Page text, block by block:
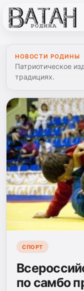
НОВОСТИ РОДИНЫ
Патриотическое
традициях.
СПОРТ
по самбо